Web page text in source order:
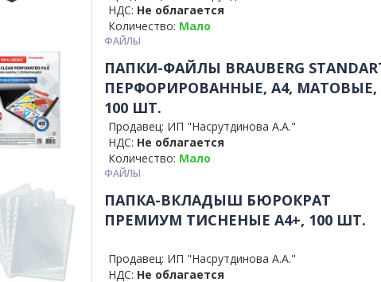
НДС: Не облагается
Количество: Мало
ФАЙЛЫ
ПАПКИ-ФАЙЛЫ BRAUBERG
ПЕРФОРИРОВАННЫЕ, А4, МАТОВЫЕ,
100 ШТ.
Продавец: ИП "Насрутдинова А.А."
НДС: Не облагается
Количество: Мало
ФАЙЛЫ
ПАПКА-ВКЛАДЫШ БЮРОКРАТ
ПРЕМИУМ ТИСНЕНЫЕ А4+, 100 ШТ.
Продавец: ИП "Насрутдинова А.А."
НДС: Не облагается